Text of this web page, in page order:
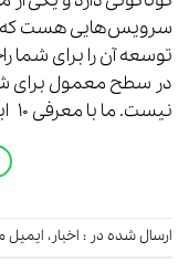
سرویس‌هایی هست که
توسعه آن را برای شما
در سطح معمول برای
نیست. ما با معرفی ۱۰ ابزار آنلاین کاربردی […]
ارسال شده در : اخبار، ایمیل